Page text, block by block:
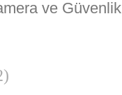
ve Güvenlik